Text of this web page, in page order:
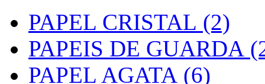
PAPEL CRISTAL (2)
PAPEIS DE GUARDA
PAPEL AGATA (6)